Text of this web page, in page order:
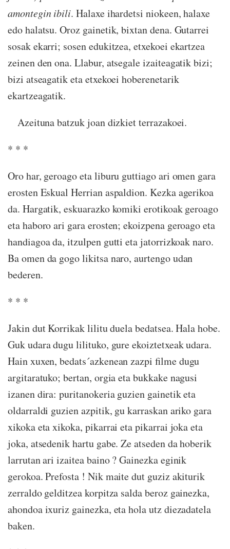
amontegin ibili. Halaxe ihardetsi niokeen, halaxe
edo halatsu. Oroz gainetik, bixtan dena. Gutarrei
sosak ekarri; sosen edukitzea, etxekoei ekartzea
zeinen den ona. Llabur, atsegale izaiteagatik bizi;
bizi atseagatik eta etxekoei hoberenetarik
ekartzeagatik.
Azeituna batzuk joan dizkiet terrazakoei.
* * *
Oro har, geroago eta liburu guttiago ari omen gara
erosten Eskual Herrian aspaldion. Kezka agerikoa
da. Hargatik, eskuarazko komiki erotikoak geroago
eta haboro ari gara erosten; ekoizpena geroago eta
handiagoa da, itzulpen gutti eta jatorrizkoak naro.
Ba omen da gogo likitsa naro, aurtengo udan
bederen.
* * *
Jakin dut Korrikak lilitu duela bedatsea. Hala hobe.
Guk udara dugu lilituko, gure ekoiztetxeak udara.
Hain xuxen, bedats´azkenean zazpi filme dugu
argitaratuko; bertan, orgia eta bukkake nagusi
izanen dira: puritanokeria guzien gainetik eta
oldarraldi guzien azpitik, gu karraskan ariko gara
xikoka eta xikoka, pikarrai eta pikarrai joka eta
joka, atsedenik hartu gabe. Ze atseden da hoberik
larrutan ari izaitea baino ? Gainezka eginik
gerokoa. Prefosta ! Nik maite dut guziz akiturik
zerraldo gelditzea korpitza salda beroz gainezka,
ahondoa ixuriz gainezka, eta hola utz diezadatela
baken.